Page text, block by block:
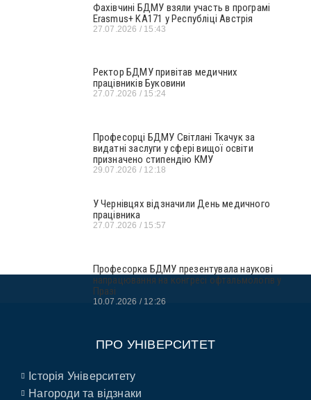
Фахівчині БДМУ взяли участь в програмі
Erasmus+ KA171 у Республіці Австрія
27.07.2026 15:43
Ректор БДМУ привітав медичних
працівників Буковини
27.07.2026 15:24
Професорці БДМУ Світлані Ткачук за
видатні заслуги у сфері вищої освіти
призначено стипендію КМУ
29.07.2026 12:18
У Чернівцях відзначили День медичного
працівника
27.07.2026 15:57
Професорка БДМУ презентувала наукові
напрацювання на конгресі офтальмологів у
Празі
10.07.2026 12:26
ПРО УНІВЕРСИТЕТ
Історія Університету
Нагороди та відзнаки